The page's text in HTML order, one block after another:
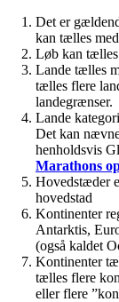
Det er
kan tælles med
Løb kan
Lande tælles
tælles flere
landegrænser.
Lande
Det kan
henholdsvis
Marathons
Hovedstæder
hovedstad
Kontinenter
Antarktis,
(også kaldet
Kontinenter
tælles flere
eller flere